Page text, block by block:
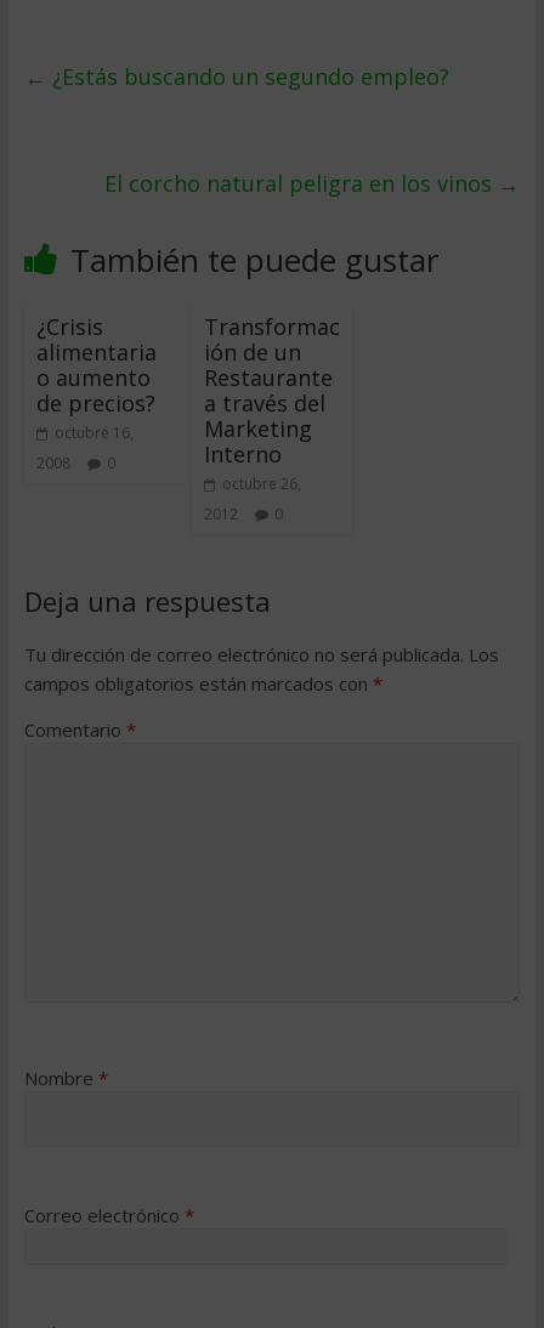
← ¿Estás buscando un segundo empleo?
El corcho natural peligra en los vinos →
También te puede gustar
¿Crisis
alimentaria
o aumento
de precios?
octubre 16,
2008
0
Transformac
ión de un
Restaurante
a través del
Marketing
Interno
octubre 26,
2012
0
Deja una respuesta
Tu dirección de correo electrónico no será publicada. Los
campos obligatorios están marcados con *
Comentario *
Nombre *
Correo electrónico *